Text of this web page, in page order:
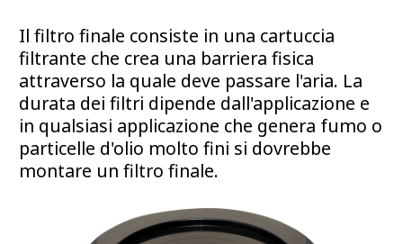
Il filtro finale consiste in una cartuccia
filtrante che crea una barriera fisica
attraverso la quale deve passare l'aria. La
durata dei filtri dipende dall'applicazione e
in qualsiasi applicazione che genera fumo o
particelle d'olio molto fini si dovrebbe
montare un filtro finale.